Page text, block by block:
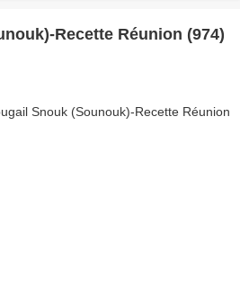
Recette Réunion (974)